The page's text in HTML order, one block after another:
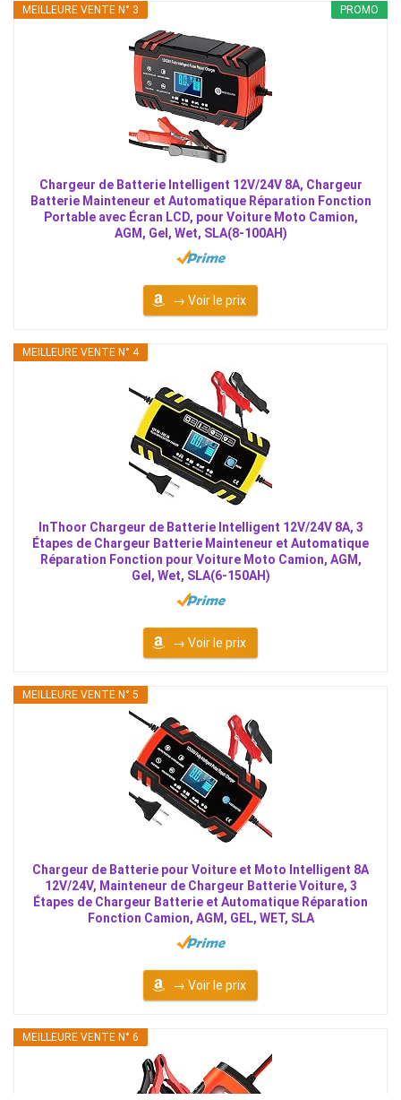
PROMO
MEILLEURE VENTE N° 3
Chargeur de Batterie Intelligent 12V/24V 8A, Chargeur
Batterie Mainteneur et Automatique Réparation Fonction
Portable avec Écran LCD, pour Voiture Moto Camion,
AGM, Gel, Wet, SLA(8-100AH)
→ Voir le prix
MEILLEURE VENTE N° 4
InThoor Chargeur de Batterie Intelligent 12V/24V 8A, 3
Étapes de Chargeur Batterie Mainteneur et Automatique
Réparation Fonction pour Voiture Moto Camion, AGM,
Gel, Wet, SLA(6-150AH)
→ Voir le prix
MEILLEURE VENTE N° 5
Chargeur de Batterie pour Voiture et Moto Intelligent 8A
12V/24V, Mainteneur de Chargeur Batterie Voiture, 3
Étapes de Chargeur Batterie et Automatique Réparation
Fonction Camion, AGM, GEL, WET, SLA
→ Voir le prix
MEILLEURE VENTE N° 6